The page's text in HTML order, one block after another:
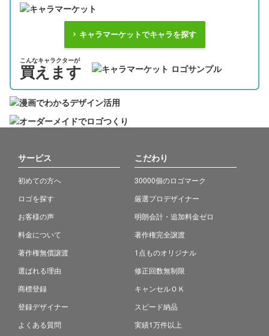
キャラマーケットでキャラを探す
こんなキャラクターが
買えます
サービス
初めての方へ
ロゴを探す
お客様の声
料金について
著作権無償譲渡
選ばれる理由
商標登録
登録デザイナー
よくある質問
こだわり
30000個のロゴマーク
厳選プロデザイナー
明朗会計・追加料金ゼロ
著作権完全譲渡
1点ものオリジナル
修正回数無制限
キャンセルＯＫ
スピード納品
実績1万件以上